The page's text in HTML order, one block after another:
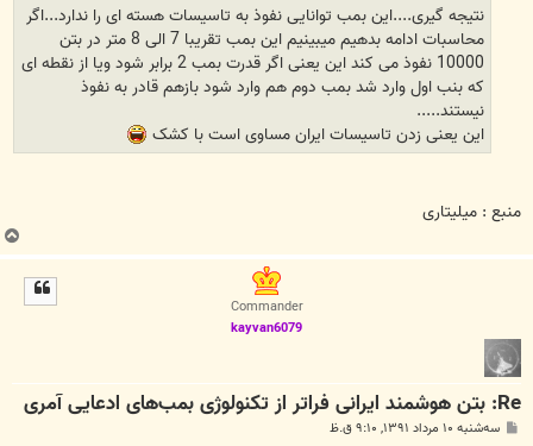
نتیجه گیری....این بمب توانایی نفوذ به تاسیسات هسته ای را ندارد...اگر
محاسبات ادامه بدهیم میبینیم این بمب تقریبا 7 الی 8 متر در بتن
10000 نفوذ می کند این یعنی اگر قدرت بمب 2 برابر شود ویا از نقطه ای
که بنب اول وارد شد بمب دوم هم وارد شود بازهم قادر به نفوذ
نیستند.....
این یعنی زدن تاسیسات ایران مساوی است با کشک
منبع : میلیتاری
ب
ا
Commander
kayvan6079
Re: بتن‌ هوشمند ایرانی فراتر از تکنولوژی بمب‌های ادعایی آمری
پ سه‌شنبه ۱۰ مرداد ۱۳۹۱, ۹:۱۰ ق.ظ